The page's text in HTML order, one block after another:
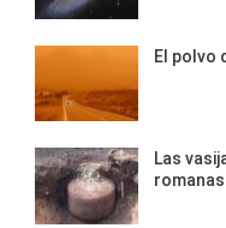
El polvo
Las
romanas